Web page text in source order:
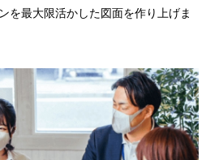
を最大限活かした図面を作り上げま